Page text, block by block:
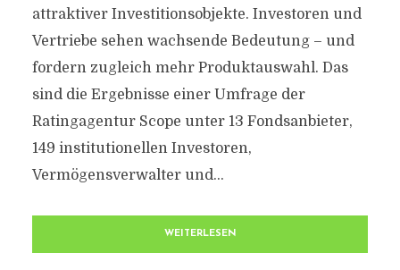
attraktiver Investitionsobjekte. Investoren und
Vertriebe sehen wachsende Bedeutung – und
fordern zugleich mehr Produktauswahl. Das
sind die Ergebnisse einer Umfrage der
Ratingagentur Scope unter 13 Fondsanbieter,
149 institutionellen Investoren,
Vermögensverwalter und...
WEITERLESEN